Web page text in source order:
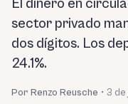
El dinero en
sector privado
dos dígitos. Los
24.1%.
Por Renzo Reusche • 3 de